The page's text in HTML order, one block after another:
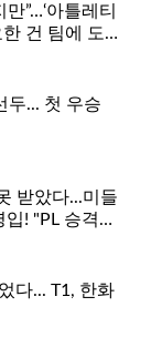
”…‘아틀레티
건 팀에 도움
두... 첫 우승
받았다...미들
! "PL 승격이
다... T1, 한화